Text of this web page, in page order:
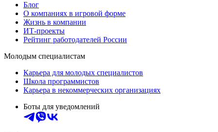
Блог
О компаниях в игровой форме
Жизнь в компании
ИТ-проекты
Рейтинг работодателей России
Молодым специалистам
Карьера для молодых специалистов
Школа программистов
Карьера в некоммерческих организациях
Боты для уведомлений